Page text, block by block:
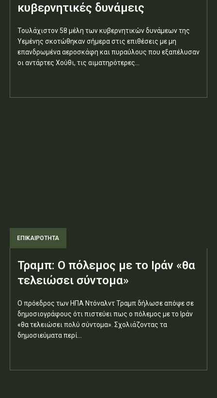
κυβερνητικές δυνάμεις
Τουλάχιστον 58 μέλη των κυβερνητικών δυνάμεων της
Υεμένης σκοτώθηκαν σήμερα στις επιθέσεις με μη
επανδρωμένα αεροσκάφη και πυραύλους που εξαπέλυσαν
οι αντάρτες Χούθι, τις αιματηρότερες...
ΕΠΙΚΑΙΡΟΤΗΤΑ
Τραμπ: Ο πόλεμος με το Ιράν «θα
τελειώσει σύντομα»
Ο πρόεδρος των ΗΠΑ Ντόναλντ Τραμπ δήλωσε απόψε σε
δημοσιογράφους ότι πιστεύει πως ο πόλεμος με το Ιράν
«θα τελειώσει πολύ σύντομα». Σχολιάζοντας τα
δημοσιεύματα περί...